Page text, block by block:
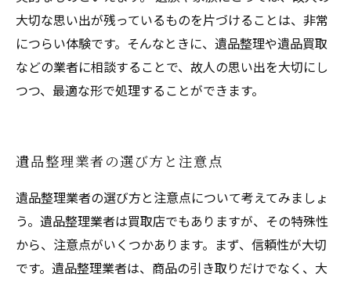
大切な思い出が残っているものを片づけることは、非常
につらい体験です。そんなときに、遺品整理や遺品買取
などの業者に相談することで、故人の思い出を大切にし
つつ、最適な形で処理することができます。
遺品整理業者の選び方と注意点
遺品整理業者の選び方と注意点について考えてみましょ
う。遺品整理業者は買取店でもありますが、その特殊性
から、注意点がいくつかあります。まず、信頼性が大切
です。遺品整理業者は、商品の引き取りだけでなく、大